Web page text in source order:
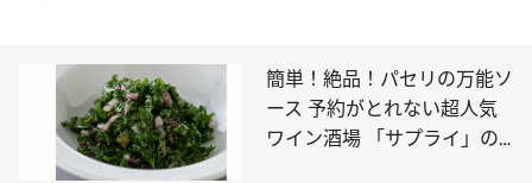
簡単！絶品！パセリの万能ソ
ース 予約がとれない超人気
ワイン酒場 「サプライ」の